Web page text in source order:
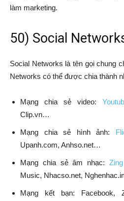
làm marketing.
50) Social
Social Networks là tên gọi chung
Networks có thể được chia thành
Mạng chia sẻ video:
Clip.vn…
Mạng chia sẻ hình ảnh:
Upanh.com, Anhso.net…
Mạng chia sẻ âm nhạc:
Music, Nhacso.net,
Mạng kết bạn: Facebook,